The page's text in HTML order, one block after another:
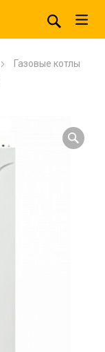
Газовые котлы